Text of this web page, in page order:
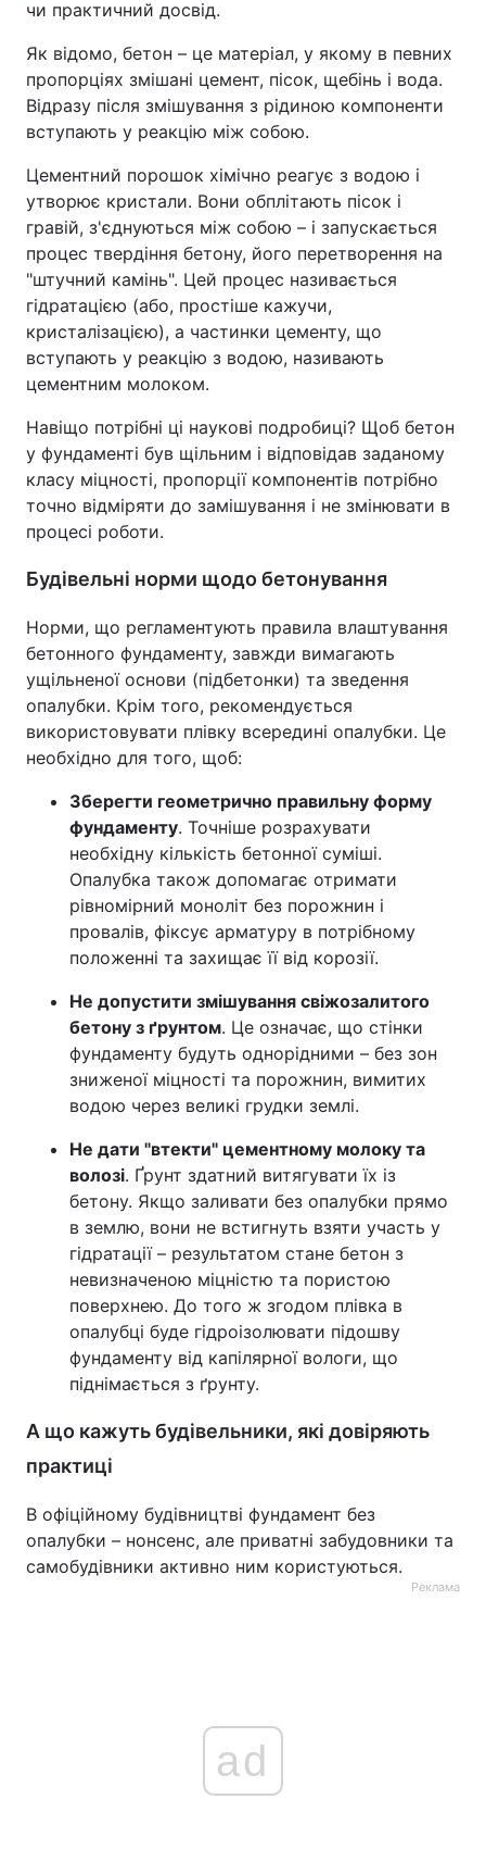
чи практичний досвід.
Як відомо, бетон – це матеріал, у якому в певних
пропорціях змішані цемент, пісок, щебінь і вода.
Відразу після змішування з рідиною компоненти
вступають у реакцію між собою.
Цементний порошок хімічно реагує з водою і
утворює кристали. Вони обплітають пісок і
гравій, з'єднуються між собою – і запускається
процес твердіння бетону, його перетворення на
"штучний камінь". Цей процес називається
гідратацією (або, простіше кажучи,
кристалізацією), а частинки цементу, що
вступають у реакцію з водою, називають
цементним молоком.
Навіщо потрібні ці наукові подробиці? Щоб бетон
у фундаменті був щільним і відповідав заданому
класу міцності, пропорції компонентів потрібно
точно відміряти до замішування і не змінювати в
процесі роботи.
Будівельні норми щодо бетонування
Норми, що регламентують правила влаштування
бетонного фундаменту, завжди вимагають
ущільненої основи (підбетонки) та зведення
опалубки. Крім того, рекомендується
використовувати плівку всередині опалубки. Це
необхідно для того, щоб:
Зберегти геометрично правильну форму
фундаменту. Точніше розрахувати
необхідну кількість бетонної суміші.
Опалубка також допомагає отримати
рівномірний моноліт без порожнин і
провалів, фіксує арматуру в потрібному
положенні та захищає її від корозії.
Не допустити змішування свіжозалитого
бетону з ґрунтом. Це означає, що стінки
фундаменту будуть однорідними – без зон
зниженої міцності та порожнин, вимитих
водою через великі грудки землі.
Не дати "втекти" цементному молоку та
волозі. Ґрунт здатний витягувати їх із
бетону. Якщо заливати без опалубки прямо
в землю, вони не встигнуть взяти участь у
гідратації – результатом стане бетон з
невизначеною міцністю та пористою
поверхнею. До того ж згодом плівка в
опалубці буде гідроізолювати підошву
фундаменту від капілярної вологи, що
піднімається з ґрунту.
А що кажуть будівельники, які довіряють
практиці
В офіційному будівництві фундамент без
опалубки – нонсенс, але приватні забудовники та
самобудівники активно ним користуються.
Реклама
ad